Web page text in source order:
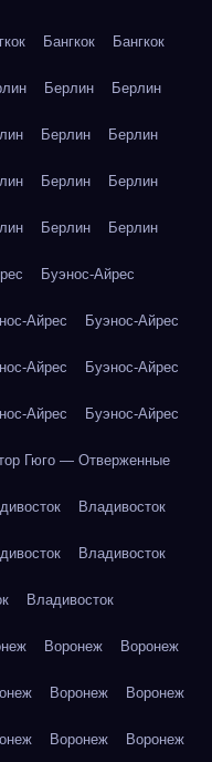
Бангкок Бангкок
Берлин Берлин
Берлин Берлин
Берлин Берлин
Берлин Берлин
Буэнос-Айрес
Айрес Буэнос-Айрес
Айрес Буэнос-Айрес
Айрес Буэнос-Айрес
Гюго — Отверженные
Владивосток
Владивосток
Владивосток
Воронеж Воронеж
Воронеж Воронеж
Воронеж Воронеж